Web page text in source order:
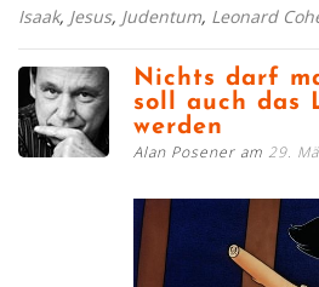
Isaak, Jesus, Judentum, Leonard
Nichts darf
soll auch das
werden
Alan Posener am 29.